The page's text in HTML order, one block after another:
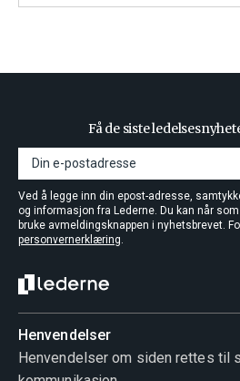
Få de siste
Ved å legge inn din epost-adresse,
og informasjon fra Lederne. Du kan når
bruke avmeldingsknappen i nyhetsbrevet.
personvernerklæring.
Henvendelser
Henvendelser om siden rettes til